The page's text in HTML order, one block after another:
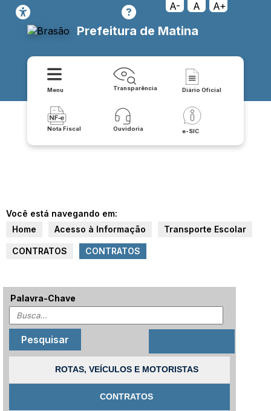
A- A A+
Prefeitura de Matina
Menu Transparência Diário Oficial
Nota Fiscal Ouvidoria e-SIC
Você está navegando em:
Home
Acesso à Informação Transporte Escolar
CONTRATOS CONTRATOS
Palavra-Chave
ROTAS, VEÍCULOS E MOTORISTAS
CONTRATOS